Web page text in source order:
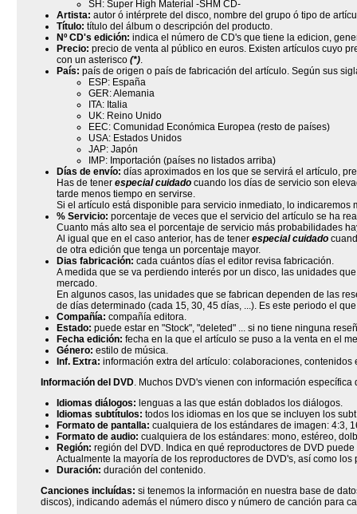
SH: Super High Material -SHM CD-
Artista: autor ó intérprete del disco, nombre del grupo ó tipo de
Título: título del álbum o descripción del producto.
Nº CD's edición: indica el número de CD's que tiene la edicion,
Precio: precio de venta al público en euros. Existen artículos cuyo
con un asterisco (*).
País: país de origen o país de fabricación del artículo. Según sus
ESP: España
GER: Alemania
ITA: Italia
UK: Reino Unido
EEC: Comunidad Económica Europea (resto de países)
USA: Estados Unidos
JAP: Japón
IMP: Importación (países no listados arriba)
Días de envío: días aproximados en los que se servirá el artículo,
Has de tener especial cuidadocuando los días de servicio son
tarde menos tiempo en servirse.
Si el artículo está disponible para servicio inmediato, lo indicaremos
% Servicio: porcentaje de veces que el servicio del artículo se ha
Cuanto más alto sea el porcentaje de servicio más probabilidades
Al igual que en el caso anterior, has de tener especial cuidado
de otra edición que tenga un porcentaje mayor.
Dias fabricación: cada cuántos días el editor revisa fabricación.
A medida que se va perdiendo interés por un disco, las unidades
mercado.
En algunos casos, las unidades que se fabrican dependen de las
de días determinado (cada 15, 30, 45 días, ...). Es este periodo el
Compañía: compañía editora.
Estado: puede estar en "Stock", "deleted" ... si no tiene ninguna
Fecha edición: fecha en la que el artículo se puso a la venta en el
Género: estilo de música.
Inf. Extra: información extra del artículo: colaboraciones, contenidos
Información del DVD. Muchos DVD's vienen con información específica
Idiomas diálogos: lenguas a las que están doblados los diálogos.
Idiomas subtítulos: todos los idiomas en los que se incluyen los
Formato de pantalla: cualquiera de los estándares de imagen: 4:3,
Formato de audio: cualquiera de los estándares: mono, estéreo,
Región: región del DVD. Indica en qué reproductores de DVD
Actualmente la mayoría de los reproductores de DVD's, así como
Duración: duración del contenido.
Canciones incluídas: si tenemos la información en nuestra base de
discos), indicando además el número disco y número de canción para